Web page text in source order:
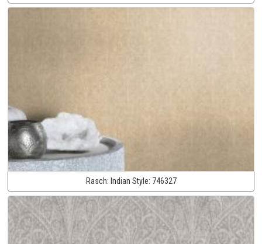
Rasch: Indian Style: 746327